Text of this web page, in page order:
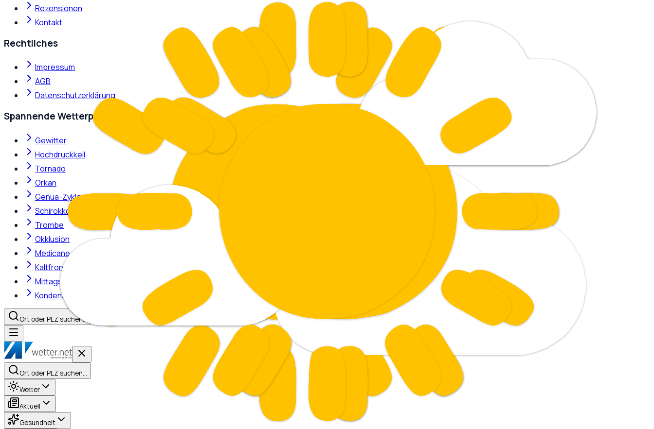
Rezensionen
Kontakt
Rechtliches
Impressum
AGB
Datenschutzerklärung
Spannende Wetterphänomene
Gewitter
Hochdruckkeil
Tornado
Orkan
Genua-Zyklone
Schirokko
Trombe
Okklusion
Medicane
Kaltfront
Mittagshitze
Kondensstreifen
Ort oder PLZ suchen…
Ort oder PLZ suchen…
Wetter
Aktuell
Gesundheit